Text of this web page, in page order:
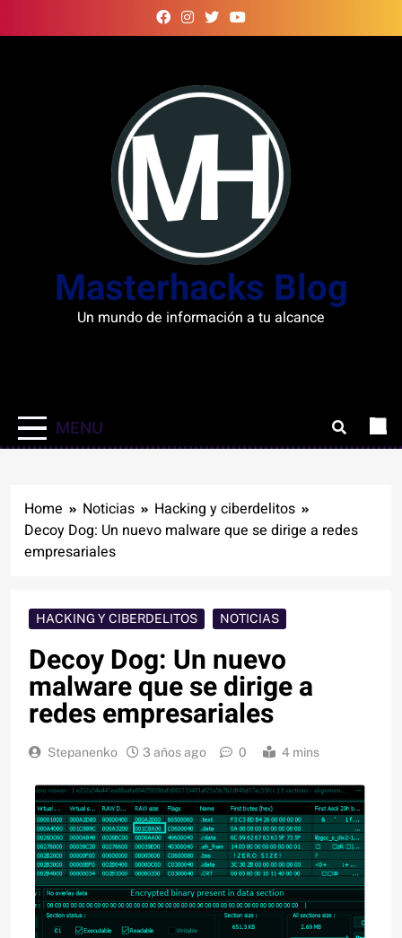
to
Masterhacks Blog
Un mundo de información a tu alcance
MENU
Home Noticias
Hacking y ciberdelitos
Decoy Dog: Un nuevo malware que se dirige a redes
empresariales
HACKING Y CIBERDELITOS NOTICIAS
Decoy Dog: Un nuevo
malware que se dirige a
redes empresariales
Stepanenko 3 años ago 0 4 mins